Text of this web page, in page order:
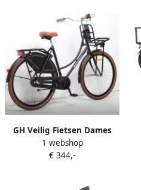
180kg 100km Bereik -Grote
groente den aan de voor-
en achterkant Koppelsensor
Elektrische Driewieler
Blauw
GH Veilig Fietsen Dames
Transportfiets 28 inch – 3V
Shimano Nexus – Matzwart
1 webshop
€ 344,-